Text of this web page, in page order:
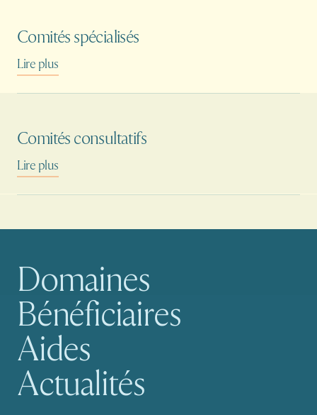
Comités spécialisés
Lire plus
Comités consultatifs
Lire plus
Navigation principale
Domaines
Bénéficiaires
Aides
Actualités